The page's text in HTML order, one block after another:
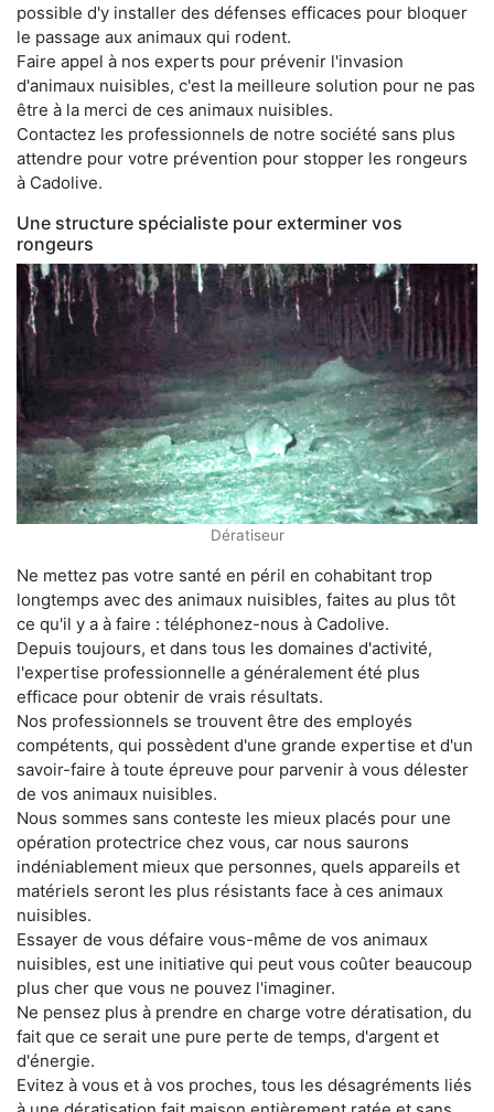
possible d'y installer des défenses efficaces pour bloquer
le passage aux animaux qui rodent.
Faire appel à nos experts pour prévenir l'invasion
d'animaux nuisibles, c'est la meilleure solution pour ne pas
être à la merci de ces animaux nuisibles.
Contactez les professionnels de notre société sans plus
attendre pour votre prévention pour stopper les rongeurs
à Cadolive.
Une structure spécialiste pour exterminer vos
rongeurs
Dératiseur
Ne mettez pas votre santé en péril en cohabitant trop
longtemps avec des animaux nuisibles, faites au plus tôt
ce qu'il y a à faire : téléphonez-nous à Cadolive.
Depuis toujours, et dans tous les domaines d'activité,
l'expertise professionnelle a généralement été plus
efficace pour obtenir de vrais résultats.
Nos professionnels se trouvent être des employés
compétents, qui possèdent d'une grande expertise et d'un
savoir-faire à toute épreuve pour parvenir à vous délester
de vos animaux nuisibles.
Nous sommes sans conteste les mieux placés pour une
opération protectrice chez vous, car nous saurons
indéniablement mieux que personnes, quels appareils et
matériels seront les plus résistants face à ces animaux
nuisibles.
Essayer de vous défaire vous-même de vos animaux
nuisibles, est une initiative qui peut vous coûter beaucoup
plus cher que vous ne pouvez l'imaginer.
Ne pensez plus à prendre en charge votre dératisation, du
fait que ce serait une pure perte de temps, d'argent et
d'énergie.
Evitez à vous et à vos proches, tous les désagréments liés